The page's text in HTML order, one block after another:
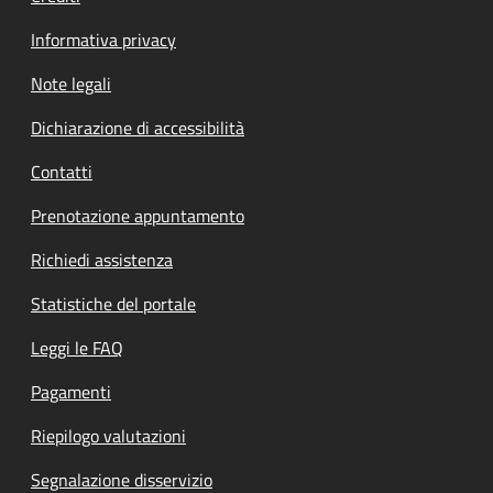
Informativa privacy
Note legali
Dichiarazione di accessibilità
Contatti
Prenotazione appuntamento
Richiedi assistenza
Statistiche del portale
Leggi le FAQ
Pagamenti
Riepilogo valutazioni
Segnalazione disservizio